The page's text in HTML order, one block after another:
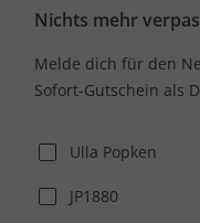
Nichts mehr
Melde dich für den
Sofort-Gutschein als
Ulla Popken
JP1880